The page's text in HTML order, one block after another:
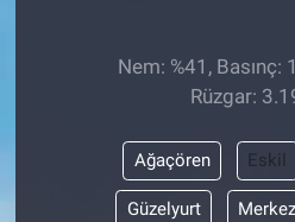
Nem: %41, Basınç:
Rüzgar:
Ağaçören Eskil
Güzelyurt Merkez